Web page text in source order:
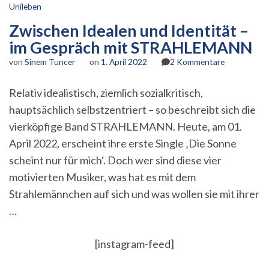
Unileben
Zwischen Idealen und Identität –
im Gespräch mit STRAHLEMANN
von Sinem Tuncer on 1. April 2022 2 Kommentarezu
Identität
im
Gespräch
Relativ idealistisch, ziemlich sozialkritisch,
hauptsächlich selbstzentriert – so beschreibt sich die
vierköpfige Band STRAHLEMANN. Heute, am 01.
April 2022, erscheint ihre erste Single ‚Die Sonne
scheint nur für mich‘. Doch wer sind diese vier
motivierten Musiker, was hat es mit dem
Strahlemännchen auf sich und was wollen sie mit ihrer
…
[instagram-feed]